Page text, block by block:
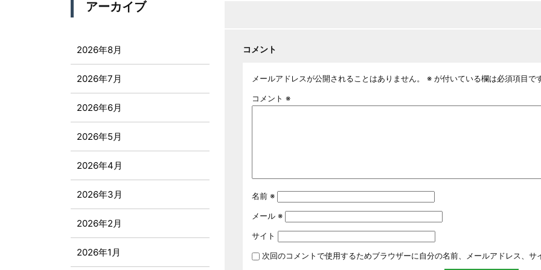
コメント
メールアドレスが公開されることはありません。 ※ が付いている欄は必須項目で
コメント ※
名前 ※
メール ※
サイト
次回のコメントで使用するためブラウザーに自分の名前、メールアドレス、サ
アーカイブ
2026年8月
2026年7月
2026年6月
2026年5月
2026年4月
2026年3月
2026年2月
2026年1月